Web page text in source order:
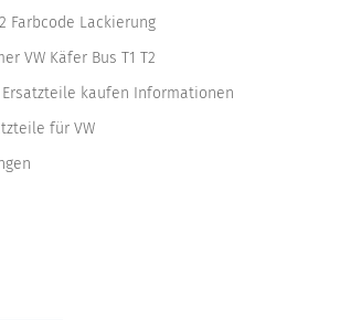
Farbcode Lackierung
VW Käfer Bus T1 T2
Ersatzteile kaufen Informationen
für VW